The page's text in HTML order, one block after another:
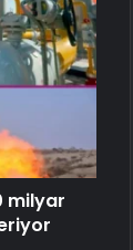
milyar